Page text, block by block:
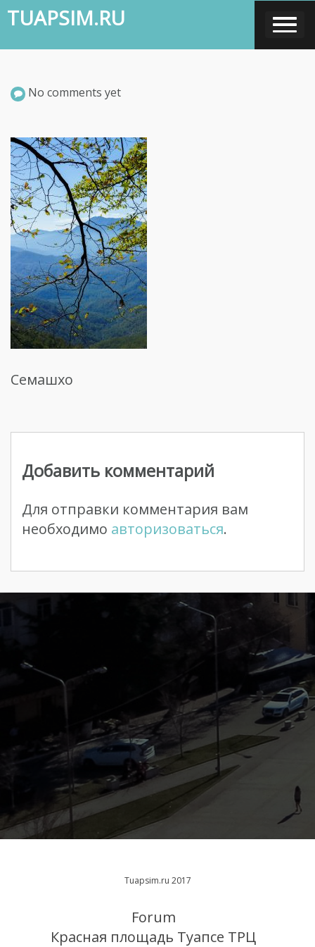
Skip
to
content
TUAPSIM.RU
No comments yet
Семашхо
Навигация
записям
Добавить комментарий
Для отправки комментария вам
необходимо авторизоваться.
Tuapsim.ru 2017
Forum
Красная площадь Туапсе ТРЦ